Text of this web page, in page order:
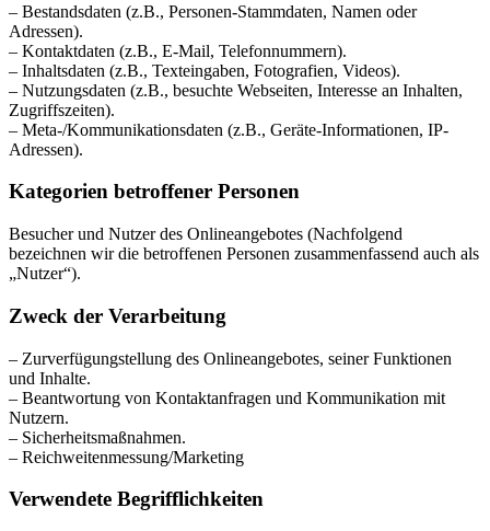
– Bestandsdaten (z.B., Personen-Stammdaten, Namen oder
Adressen).
– Kontaktdaten (z.B., E-Mail, Telefonnummern).
– Inhaltsdaten (z.B., Texteingaben, Fotografien, Videos).
– Nutzungsdaten (z.B., besuchte Webseiten, Interesse an Inhalten,
Zugriffszeiten).
– Meta-/Kommunikationsdaten (z.B., Geräte-Informationen, IP-
Adressen).
Kategorien betroffener Personen
Besucher und Nutzer des Onlineangebotes (Nachfolgend
bezeichnen wir die betroffenen Personen zusammenfassend auch als
„Nutzer“).
Zweck der Verarbeitung
– Zurverfügungstellung des Onlineangebotes, seiner Funktionen
und Inhalte.
– Beantwortung von Kontaktanfragen und Kommunikation mit
Nutzern.
– Sicherheitsmaßnahmen.
– Reichweitenmessung/Marketing
Verwendete Begrifflichkeiten